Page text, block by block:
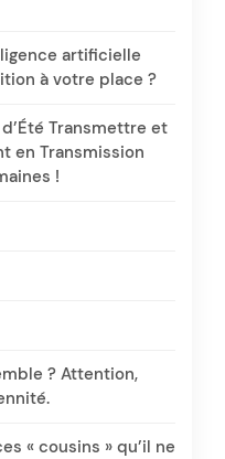
artificielle
à votre place ?
Transmettre et
en Transmission
!
? Attention,
« cousins » qu’il ne